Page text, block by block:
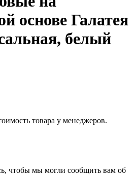
основе Галатея
белый
товара у менеджеров.
чтобы мы могли сообщить вам об